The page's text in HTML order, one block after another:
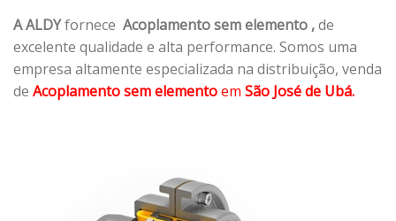
A ALDYfornece Acoplamento sem elemento ,de
excelente qualidade e alta performance. Somos uma
empresa altamente especializada na distribuição, venda
de Acoplamento sem elementoem São José de Ubá.